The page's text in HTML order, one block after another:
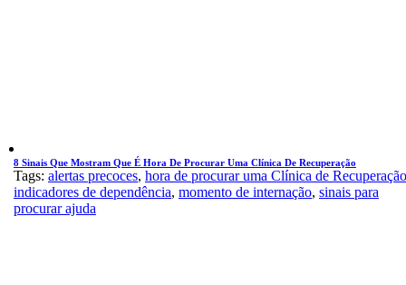
8 Sinais Que Mostram Que É Hora De Procurar Uma Clínica De Recuperação
Tags: alertas precoces, hora de procurar uma Clínica de Recuperação
indicadores de dependência, momento de internação, sinais para
procurar ajuda